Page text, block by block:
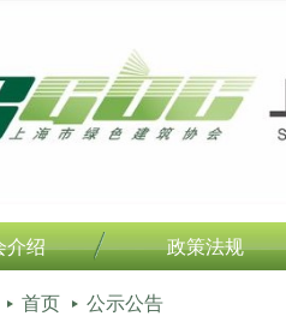
介绍 政策法规
首页 公示公告